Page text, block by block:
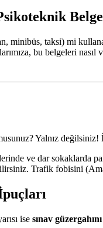
taksi) mi
bu belgeleri nasıl
Yalnız değilsiniz!
ve dar sokaklarda
Trafik fobisini
ise sınav